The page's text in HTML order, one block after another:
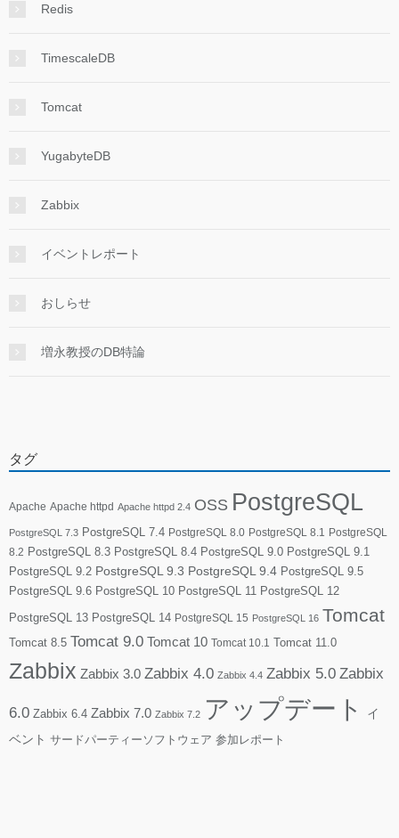
Redis
TimescaleDB
Tomcat
YugabyteDB
Zabbix
イベントレポート
おしらせ
増永教授のDB特論
タグ
Apache Apache httpd Apache httpd 2.4 OSS PostgreSQL
PostgreSQL 7.3 PostgreSQL 7.4 PostgreSQL 8.0 PostgreSQL 8.1
PostgreSQL
8.2 PostgreSQL 8.3 PostgreSQL 8.4 PostgreSQL 9.0 PostgreSQL 9.1
PostgreSQL 9.2 PostgreSQL 9.3 PostgreSQL 9.4 PostgreSQL 9.5
PostgreSQL 9.6 PostgreSQL 10 PostgreSQL 11 PostgreSQL 12
PostgreSQL 13 PostgreSQL 14 PostgreSQL 15 PostgreSQL 16 Tomcat
Tomcat 8.5 Tomcat 9.0 Tomcat 10 Tomcat 10.1 Tomcat 11.0
Zabbix Zabbix 3.0 Zabbix 4.0 Zabbix 4.4 Zabbix 5.0 Zabbix
6.0 Zabbix 6.4 Zabbix 7.0 Zabbix 7.2 アップデート
イ
ベント サードパーティーソフトウェア 参加レポート